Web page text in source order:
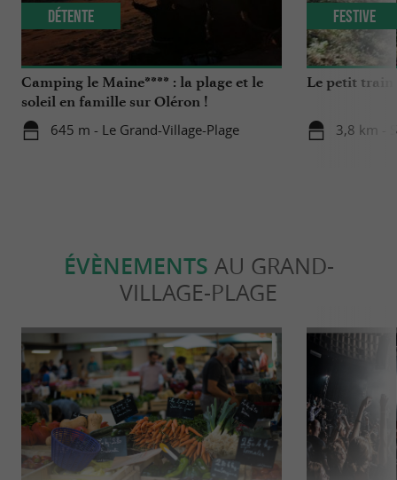
Camping le Maine**** : la plage et le
soleil en famille sur Oléron !
645 m - Le Grand-Village-Plage
Détente
Le petit train
3,8 km -
Festive
ÉVÈNEMENTS AU GRAND-
VILLAGE-PLAGE